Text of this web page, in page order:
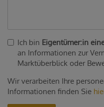
Ich bin Eigentümer:in
an Informationen zur
Marktüberblick oder
Wir verarbeiten Ihre
Informationen finden Sie